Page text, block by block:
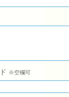
※空欄可